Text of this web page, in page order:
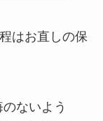
はお直しの保
ないよう